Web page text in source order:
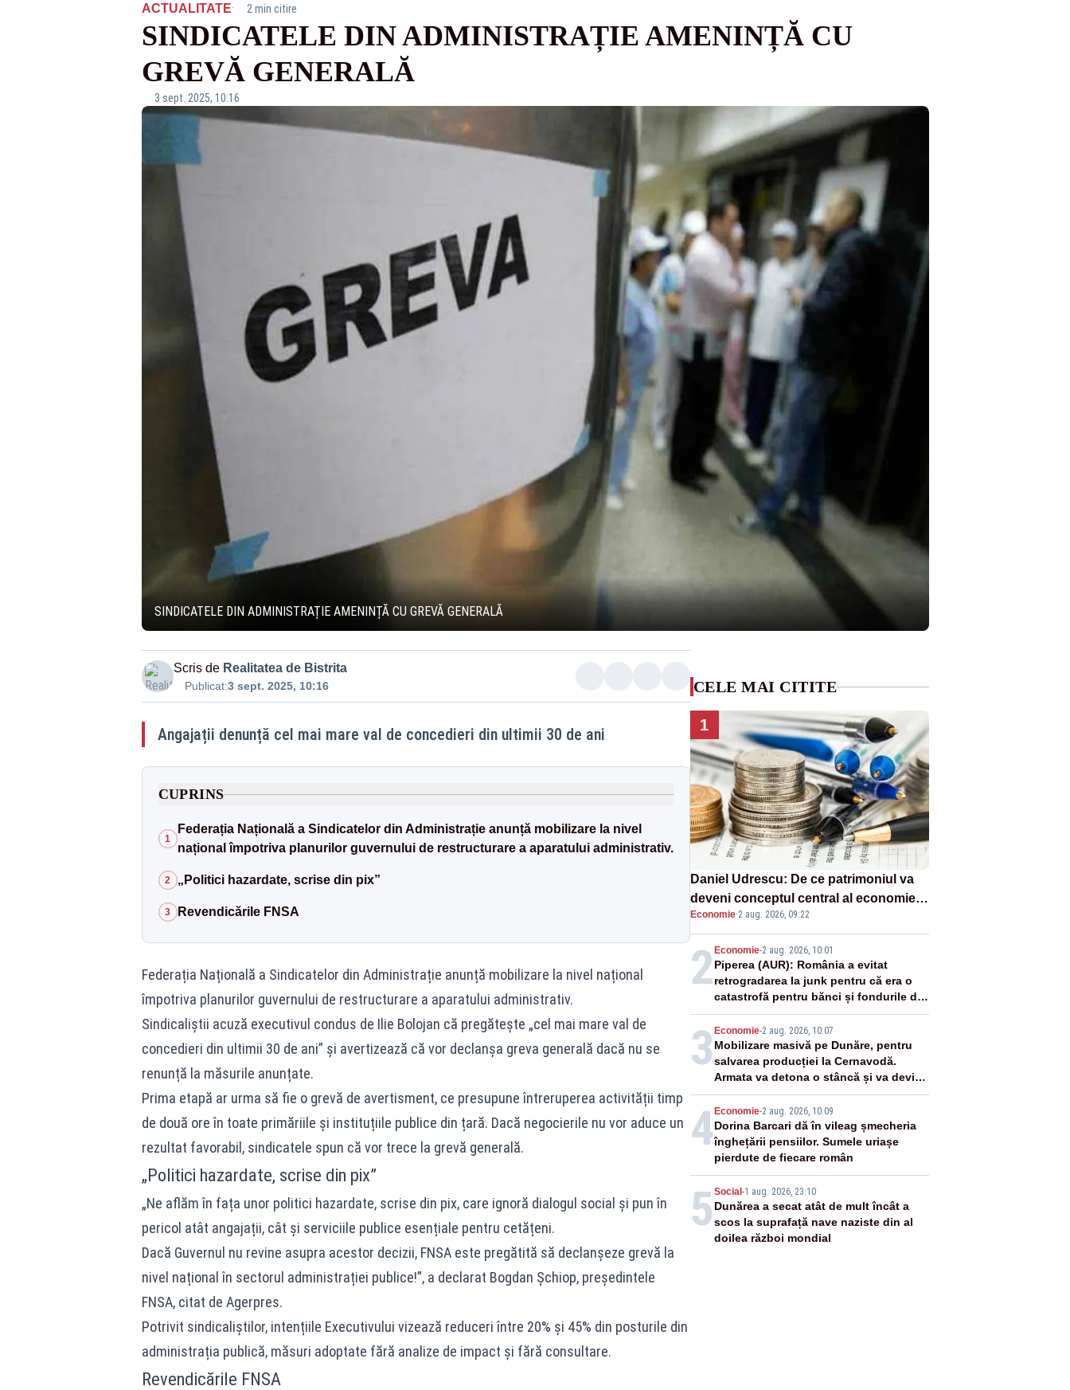
ACTUALITATE· 2 min citire
SINDICATELE DIN ADMINISTRAȚIE AMENINȚĂ CU
GREVĂ GENERALĂ
3 sept. 2025, 10:16
SINDICATELE DIN ADMINISTRAȚIE AMENINȚĂ CU GREVĂ GENERALĂ
Scris de Realitatea de Bistrita
Publicat:3 sept. 2025, 10:16
Angajații denunță cel mai mare val de concedieri din ultimii 30 de ani
CUPRINS
1
Federația Națională a Sindicatelor din Administrație anunță mobilizare la nivel
național împotriva planurilor guvernului de restructurare a aparatului administrativ.
2 „Politici hazardate, scrise din pix”
3 Revendicările FNSA
Federația Națională a Sindicatelor din Administrație anunță mobilizare la nivel național
împotriva planurilor guvernului de restructurare a aparatului administrativ.
Sindicaliștii acuză executivul condus de Ilie Bolojan că pregătește „cel mai mare val de
concedieri din ultimii 30 de ani” și avertizează că vor declanșa greva generală dacă nu se
renunță la măsurile anunțate.
Prima etapă ar urma să fie o grevă de avertisment, ce presupune întreruperea activității timp
de două ore în toate primăriile și instituțiile publice din țară. Dacă negocierile nu vor aduce un
rezultat favorabil, sindicatele spun că vor trece la grevă generală.
„Politici hazardate, scrise din pix”
„Ne aflăm în fața unor politici hazardate, scrise din pix, care ignoră dialogul social și pun în
pericol atât angajații, cât și serviciile publice esențiale pentru cetățeni.
Dacă Guvernul nu revine asupra acestor decizii, FNSA este pregătită să declanșeze grevă la
nivel național în sectorul administrației publice!”, a declarat Bogdan Șchiop, președintele
FNSA, citat de Agerpres.
Potrivit sindicaliștilor, intențiile Executivului vizează reduceri între 20% și 45% din posturile din
administrația publică, măsuri adoptate fără analize de impact și fără consultare.
Revendicările FNSA
CELE MAI CITITE
1
Daniel Udrescu: De ce patrimoniul va
deveni conceptul central al economiei
viitoare?
Economie·2 aug. 2026, 09:22
2 Economie-2 aug. 2026, 10:01
Piperea (AUR): România a evitat
retrogradarea la junk pentru că era o
catastrofă pentru bănci și fondurile de
pensii
3 Economie-2 aug. 2026, 10:07
Mobilizare masivă pe Dunăre, pentru
salvarea producției la Cernavodă.
Armata va detona o stâncă și va devia
apa fluviului - IMAGINI AERIENE
4 Economie-2 aug. 2026, 10:09
Dorina Barcari dă în vileag șmecheria
înghețării pensiilor. Sumele uriașe
pierdute de fiecare român
5 Social -1 aug. 2026, 23:10
Dunărea a secat atât de mult încât a
scos la suprafață nave naziste din al
doilea război mondial